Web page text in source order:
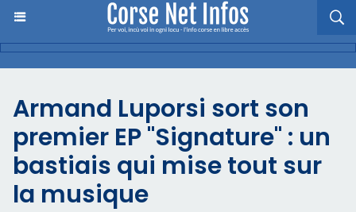
Armand Luporsi sort son
premier EP "Signature" : un
bastiais qui mise tout sur
la musique